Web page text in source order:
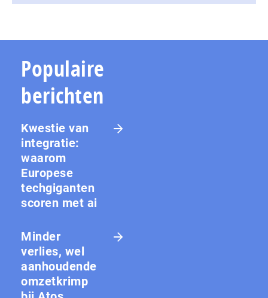
Populaire
berichten
Kwestie van
integratie:
waarom
Europese
techgiganten
scoren met ai
Minder
verlies, wel
aanhoudende
omzetkrimp